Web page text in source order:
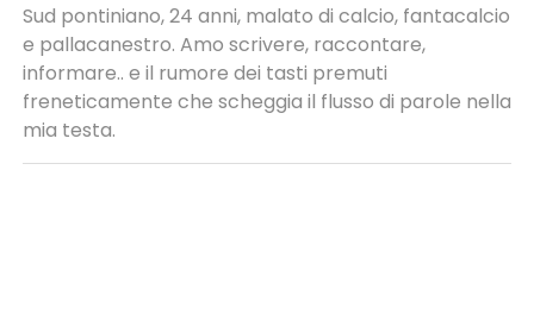
Sud pontiniano, 24 anni, malato di calcio, fantacalcio
e pallacanestro. Amo scrivere, raccontare,
informare.. e il rumore dei tasti premuti
freneticamente che scheggia il flusso di parole nella
mia testa.